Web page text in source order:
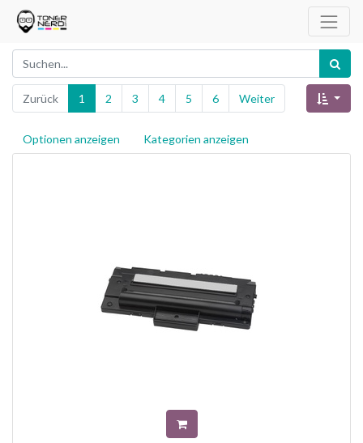
Zurück 1 2 3 4 5 6 Weiter
Optionen anzeigen Kategorien anzeigen